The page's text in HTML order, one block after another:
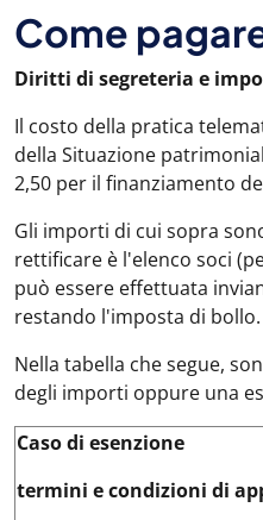
Come
Diritti di segreteria e
Il costo della pratica
della Situazione
2,50 per il finanziamento
Gli importi di cui sopra
rettificare è l'elenco soci
può essere effettuata
restando l'imposta di bollo.
Nella tabella che segue,
degli importi oppure una
Caso di esenzione
termini e condizioni di